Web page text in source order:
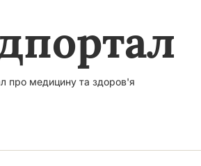
про медицину та здоров'я